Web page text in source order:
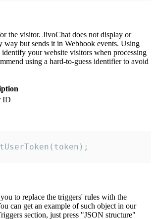
the visitor. JivoChat does not display or
way but sends it in Webhook events. Using
your website visitors when processing
using a hard-to-guess identifier to avoid
ID
to replace the triggers' rules with the
can get an example of such object in our
section, just press "JSON structure"